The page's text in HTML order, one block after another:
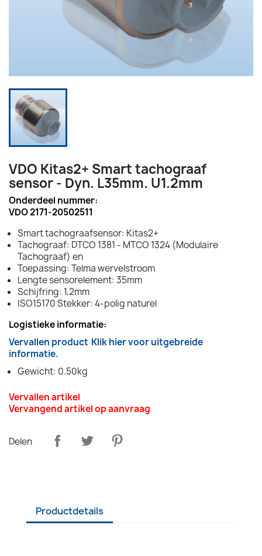
VDO Kitas2+ Smart tachograaf
sensor - Dyn. L35mm. U1.2mm
Onderdeel nummer:
VDO 2171-20502511
Smart tachograafsensor: Kitas2+
Tachograaf: DTCO 1381 - MTCO 1324 (Modulaire
Tachograaf) en
Toepassing: Telma wervelstroom
Lengte sensorelement: 35mm
Schijfring: 1,2mm
ISO15170 Stekker: 4-polig naturel
Logistieke informatie:
Vervallen product Klik hier voor uitgebreide
informatie.
Gewicht: 0.50kg
Vervallen artikel
Vervangend artikel op aanvraag
Delen
Productdetails